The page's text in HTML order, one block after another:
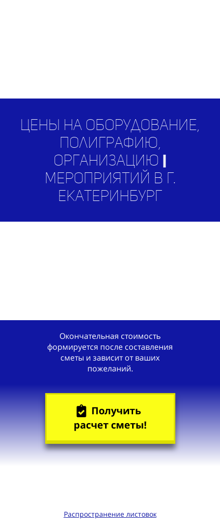
Цены на оборудование,
полиграфию,
организациюRESEA
мероприятий в г.
Екатеринбург
Окончательная стоимость
формируется после составления
сметы и зависит от ваших
пожеланий.
Получить
расчет сметы!
Распространение листовок